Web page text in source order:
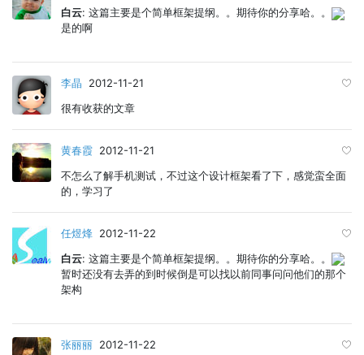
白云: 这篇主要是个简单框架提纲。。期待你的分享哈。。
是的啊
李晶 2012-11-21
很有收获的文章
黄春霞 2012-11-21
不怎么了解手机测试，不过这个设计框架看了下，感觉蛮全面
的，学习了
任煜烽 2012-11-22
白云: 这篇主要是个简单框架提纲。。期待你的分享哈。。
暂时还没有去弄的到时候倒是可以找以前同事问问他们的那个
架构
张丽丽 2012-11-22